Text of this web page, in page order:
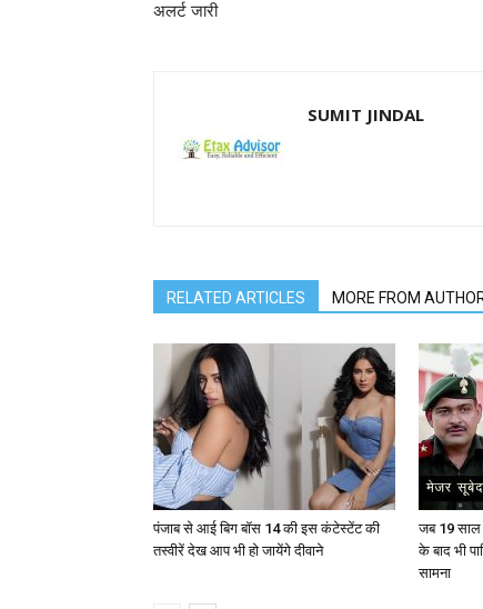
अलर्ट जारी
SUMIT JINDAL
RELATED ARTICLES MORE FROM
पंजाब से आई बिग बॉस 14 की इस कंटेस्टेंट की
तस्वीरें देख आप भी हो जायेंगे दीवाने
जब 19 साल
के बाद भी
सामना